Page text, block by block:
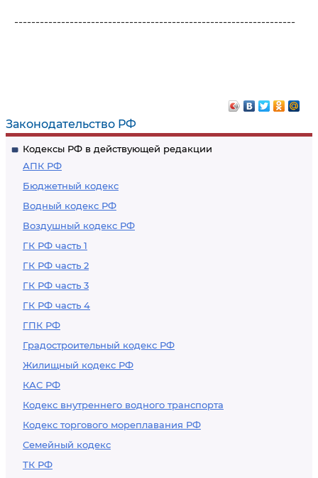
Законодательство РФ
Кодексы РФ в действующей редакции
АПК РФ
Бюджетный кодекс
Водный кодекс РФ
Воздушный кодекс РФ
ГК РФ часть 1
ГК РФ часть 2
ГК РФ часть 3
ГК РФ часть 4
ГПК РФ
Градостроительный кодекс РФ
Жилищный кодекс РФ
КАС РФ
Кодекс внутреннего водного транспорта
Кодекс торгового мореплавания РФ
Семейный кодекс
ТК РФ
------------------------------------------------------------------